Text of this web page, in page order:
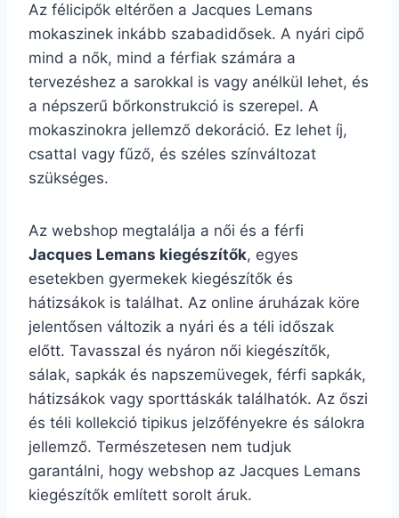
Az félicipők eltérően a Jacques Lemans
mokaszinek inkább szabadidősek. A nyári cipő
mind a nők, mind a férfiak számára a
tervezéshez a sarokkal is vagy anélkül lehet, és
a népszerű bőrkonstrukció is szerepel. A
mokaszinokra jellemző dekoráció. Ez lehet íj,
csattal vagy fűző, és széles színváltozat
szükséges.
Az webshop megtalálja a női és a férfi
Jacques Lemans kiegészítők, egyes
esetekben gyermekek kiegészítők és
hátizsákok is találhat. Az online áruházak köre
jelentősen változik a nyári és a téli időszak
előtt. Tavasszal és nyáron női kiegészítők,
sálak, sapkák és napszemüvegek, férfi sapkák,
hátizsákok vagy sporttáskák találhatók. Az őszi
és téli kollekció tipikus jelzőfényekre és sálokra
jellemző. Természetesen nem tudjuk
garantálni, hogy webshop az Jacques Lemans
kiegészítők említett sorolt áruk.